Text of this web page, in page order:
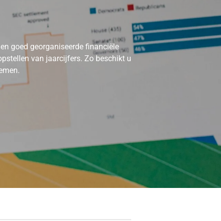
goed georganiseerde financiële
van jaarcijfers. Zo beschikt u